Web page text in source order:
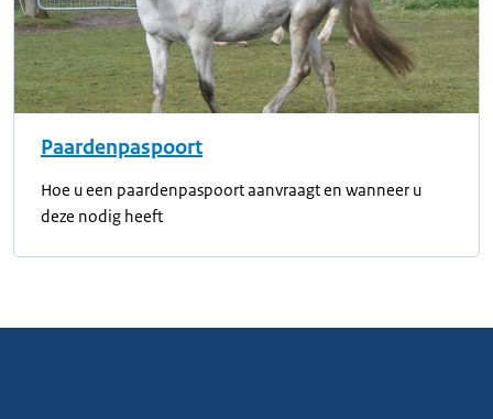
Paardenpaspoort
Hoe u een paardenpaspoort aanvraagt en wanneer u
deze nodig heeft